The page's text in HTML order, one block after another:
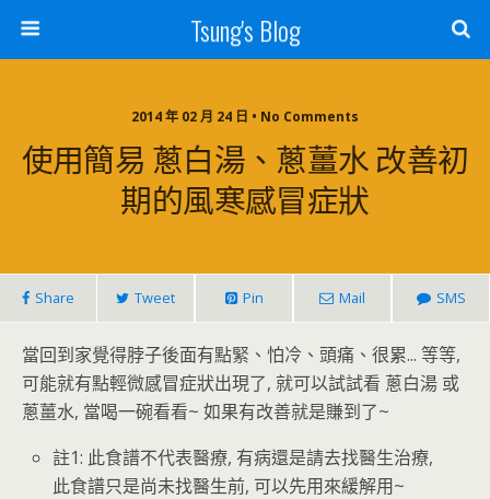
Tsung's Blog
2014 年 02 月 24 日 • No Comments
使用簡易 蔥白湯、蔥薑水 改善初
期的風寒感冒症狀
Share Tweet Pin Mail SMS
當回到家覺得脖子後面有點緊、怕冷、頭痛、很累... 等等,
可能就有點輕微感冒症狀出現了, 就可以試試看 蔥白湯 或
蔥薑水, 當喝一碗看看~ 如果有改善就是賺到了~
註1: 此食譜不代表醫療, 有病還是請去找醫生治療,
此食譜只是尚未找醫生前, 可以先用來緩解用~